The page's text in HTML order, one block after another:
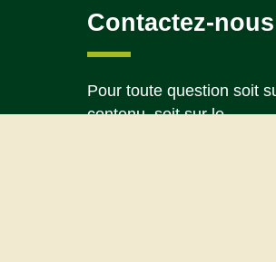
Contactez-nous
Pour toute question soit
contenu, soit sur le